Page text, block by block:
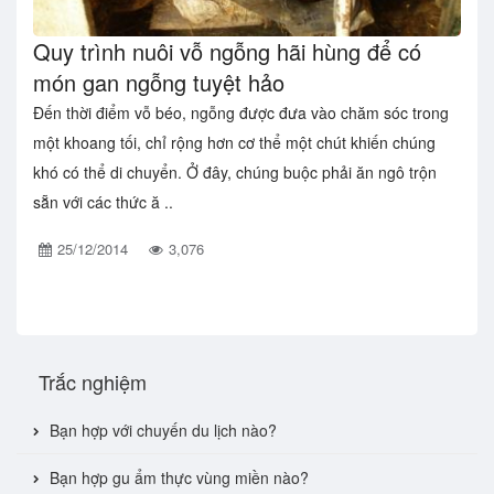
Quy trình nuôi vỗ ngỗng hãi hùng để có
món gan ngỗng tuyệt hảo
Đến thời điểm vỗ béo, ngỗng được đưa vào chăm sóc trong
một khoang tối, chỉ rộng hơn cơ thể một chút khiến chúng
khó có thể di chuyển. Ở đây, chúng buộc phải ăn ngô trộn
sẵn với các thức ă ..
25/12/2014 3,076
Trắc nghiệm
Bạn hợp với chuyến du lịch nào?
Bạn hợp gu ẩm thực vùng miền nào?